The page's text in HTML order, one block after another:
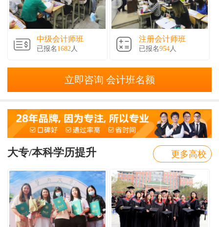
中级会计师班
已报名 1682 人
注册会计师班
已报名954人
立即咨询 会计班名额
大专/本科学历提升 更多高校